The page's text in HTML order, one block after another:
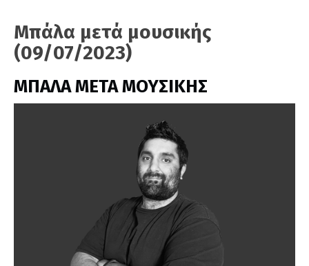
Μπάλα μετά μουσικής
(09/07/2023)
ΜΠΑΛΑ ΜΕΤΑ ΜΟΥΣΙΚΗΣ